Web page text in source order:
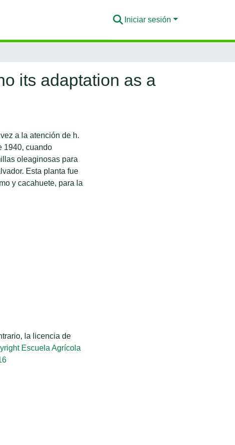
Iniciar sesión
its adaptation as a
a la atención de h.
1940, cuando
oleaginosas para
Esta planta fue
y cacahuete, para la
la licencia de
Escuela Agrícola